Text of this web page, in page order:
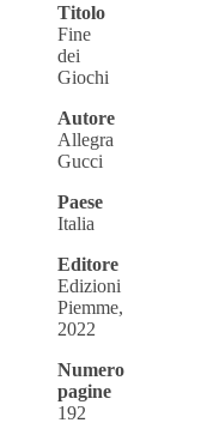
Titolo
Fine
dei
Giochi
Autore
Allegra
Gucci
Paese
Italia
Editore
Edizioni
Piemme,
2022
Numero
pagine
192